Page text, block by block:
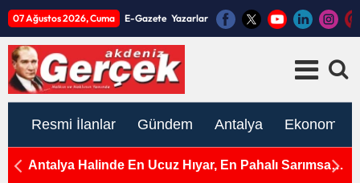
07 Ağustos 2026, Cuma E-Gazete Yazarlar
Resmi İlanlar Gündem Antalya Ekonomi
Antalya Halinde En Ucuz Hıyar, En Pahalı Sarımsak